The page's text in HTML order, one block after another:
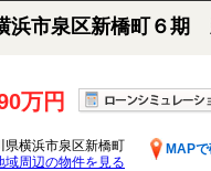
浜市泉区新橋町６
万円
県横浜市泉区新橋町
MAP
域周辺の物件を見る